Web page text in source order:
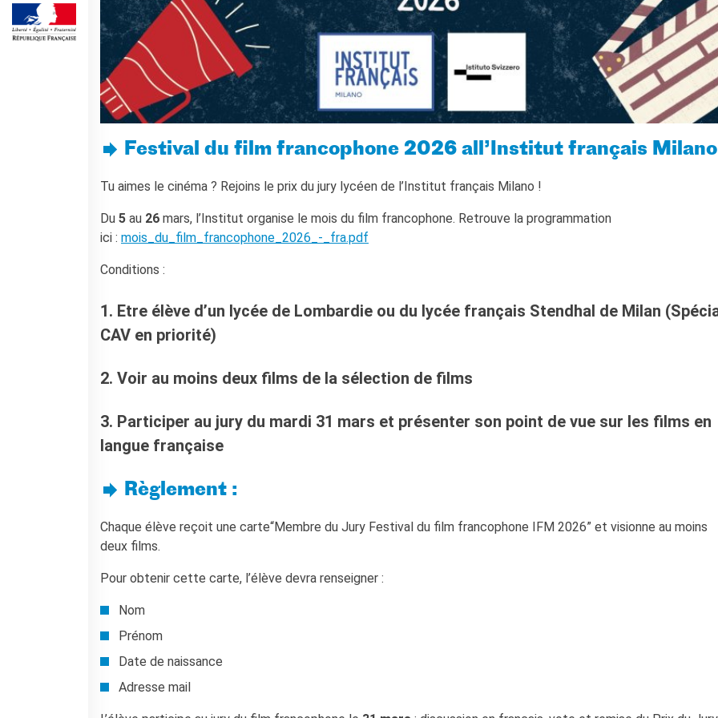
Corsi aziendali
Informazioni utili: Calendario
e CGV
Corsi di teatro
DIPLOMI & TEST
Diplomi DELF DALF
Test di lingua TCF
SERVIZIO TRADUZIONE
MEDIATECA
Culturethèque
SCUOLA & UNIVERSITÀ
Cooperazione
universitaria
Soggiorni linguistici in
Studiare in Francia
PARTENARIATI
Affittare i nostri spazi
Le cercle des amis
CHI SIAMO
Contatti
IF Italia
Come raggiungerci
Certificazione di qualità
Milano
Lavora con noi
CERCA
Festival du film francophone 2026 all’Institut français Milano
Tu aimes le cinéma ? Rejoins le prix du jury lycéen de l’Institut français Milano !
Du 5 au 26 mars, l’Institut organise le mois du film francophone. Retrouve la programmation
ici : mois_du_film_francophone_2026_-_fra.pdf
Conditions :
1. Etre élève d’un lycée de Lombardie ou du lycée français Stendhal de Milan
CAV en priorité)
2. Voir au moins deux films de la sélection de films
3. Participer au jury du mardi 31 mars et présenter son point de vue sur les films en
langue française
Règlement :
Chaque élève reçoit une carte“Membre du Jury Festival du film francophone IFM 2026” et visionne au moins
deux films.
Pour obtenir cette carte, l’élève devra renseigner :
Nom
Prénom
Date de naissance
Adresse mail